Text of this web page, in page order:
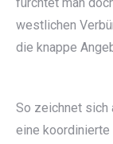
westlichen
die knappe
So zeichnet sich
eine